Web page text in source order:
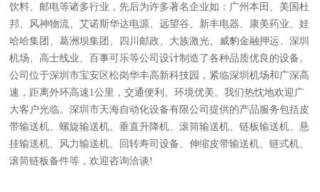
饮料、邮电等诸多行业，先后为许多著名企业如：广州本田、美国杜
邦、风神物流、艾诺斯华达电源、远望谷、新丰电器、康美药业、娃
哈哈集团、葛洲坝集团、四川邮政、大族激光、威豹金融押运、深圳
机场、高士线业、百事可乐等公司设计制造了各种品质优良的设备。
公司位于深圳市宝安区松岗华丰高新科技园，紧临深圳机场和广深高
速，距离外环高速1公里，交通便利、环境优美。我们热忱地欢迎广
大客户光临。深圳市天海自动化设备有限公司提供的产品服务包括皮
带输送机、螺旋输送机、垂直升降机、滚筒输送机、链板输送机、悬
挂输送机、风力输送机、回转寿司设备、伸缩皮带输送机、链式机、
滚筒链板备件等，欢迎咨询洽谈!